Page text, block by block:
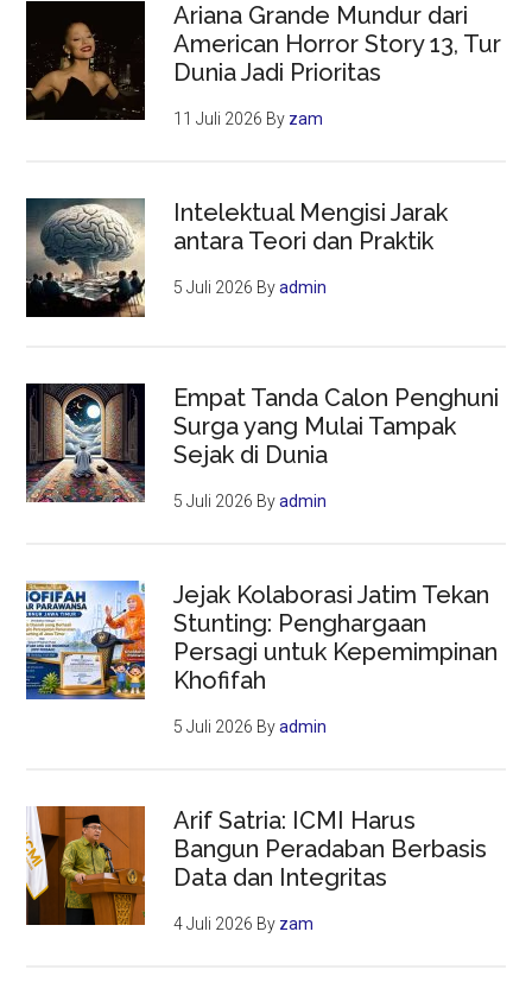
Ariana Grande Mundur dari
American Horror Story 13, Tur
Dunia Jadi Prioritas
11 Juli 2026 By zam
Intelektual Mengisi Jarak
antara Teori dan Praktik
5 Juli 2026 Byadmin
Empat Tanda Calon Penghuni
Surga yang Mulai Tampak
Sejak di Dunia
5 Juli 2026 Byadmin
Jejak Kolaborasi Jatim Tekan
Stunting: Penghargaan
Persagi untuk Kepemimpinan
Khofifah
5 Juli 2026 Byadmin
Arif Satria: ICMI Harus
Bangun Peradaban Berbasis
Data dan Integritas
4 Juli 2026 By zam